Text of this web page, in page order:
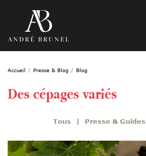
Accueil Presse & Blog Blog
Des cépages variés
Tous Presse & Guides